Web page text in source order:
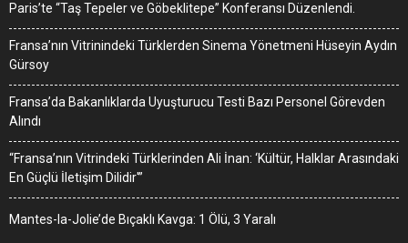
Paris’te “Taş Tepeler ve Göbeklitepe” Konferansı Düzenlendi.
Fransa’nın Vitrinindeki Türklerden Sinema Yönetmeni Hüseyin Aydın
Gürsoy
Fransa’da Bakanlıklarda Uyuşturucu Testi Bazı Personel Görevden
Alındı
“Fransa’nın Vitrindeki Türklerinden Ali İnan: ‘Kültür, Halklar Arasındaki
En Güçlü İletişim Dilidir'”
Mantes-la-Jolie’de Bıçaklı Kavga: 1 Ölü, 3 Yaralı